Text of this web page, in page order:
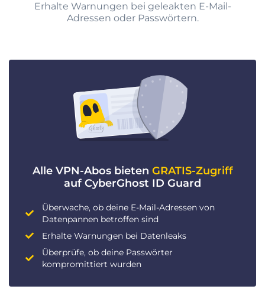
Erhalte Warnungen bei geleakten E-Mail-
Adressen oder Passwörtern.
Alle VPN-Abos bieten GRATIS-Zugriff
auf CyberGhost ID Guard
Überwache, ob deine E-Mail-Adressen von
Datenpannen betroffen sind
Erhalte Warnungen bei Datenleaks
Überprüfe, ob deine Passwörter
kompromittiert wurden